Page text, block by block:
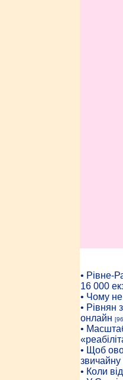
• Рiвне-
16 000
• Чому не
• Рівнян
онлайн
•
• Щоб
звичайну
• Коли